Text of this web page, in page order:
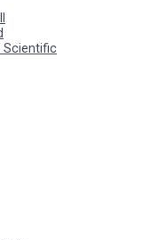
Scientific